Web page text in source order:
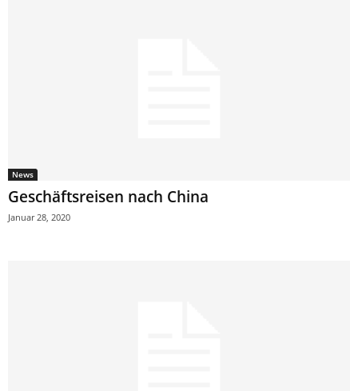
News
Geschäftsreisen nach China
Januar 28, 2020